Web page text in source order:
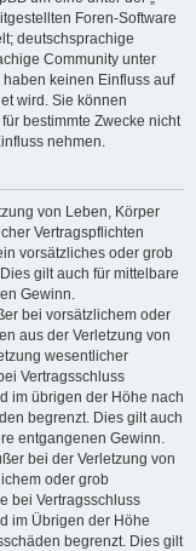
Foren-Software
deutschsprachige
Community unter
keinen Einfluss auf
wird. Sie können
bestimmte Zwecke nicht
nehmen.
von Leben, Körper
Vertragspflichten
vorsätzliches oder grob
gilt auch für mittelbare
Gewinn.
bei vorsätzlichem oder
aus der Verletzung von
wesentlicher
Vertragsschluss
im übrigen der Höhe nach
begrenzt. Dies gilt auch
entgangenen Gewinn.
bei der Verletzung von
oder grob
bei Vertragsschluss
im Übrigen der Höhe
begrenzt. Dies gilt